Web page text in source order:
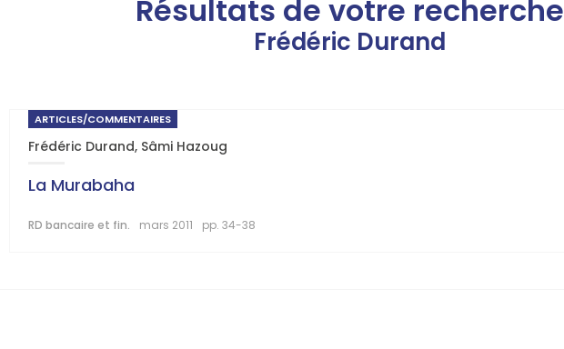
Résultats de votre recherche
Frédéric Durand
ARTICLES/COMMENTAIRES
Frédéric Durand, Sâmi Hazoug
La Murabaha
RD bancaire et fin. mars 2011 pp. 34-38